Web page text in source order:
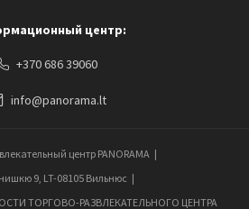
центр:
+370 686 39060
info@panorama.lt
центр PANORAMA
9, LT-08105 Вильнюс
ТОРГОВО-РАЗВЛЕКАТЕЛЬНОГО ЦЕНТРА